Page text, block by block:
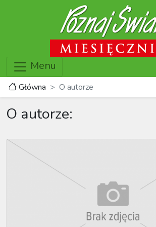
Menu
Główna O autorze
O autorze: